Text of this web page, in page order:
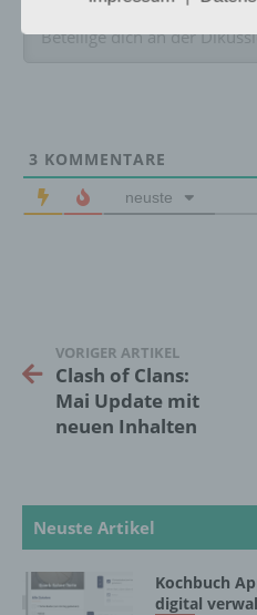
3 KOMMENTARE
neuste
VORIGER ARTIKEL
Clash of Clans:
Mai Update mit
neuen Inhalten
Neuste Artikel
Kochbuch
digital
personenbezogene
Verarbeitung
werden.
automatisierter
Vorgang oder jede
Zusammenhang mit
Daten wie das
Organisation, das
Verbreitung oder
Löschen oder die